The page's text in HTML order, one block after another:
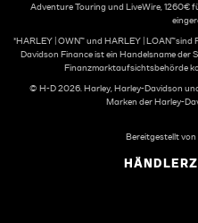
Adventure Touring und LiveWire, 1260€
*HARLEY | OWN™ und HARLEY |
Davidson Finance ist ein Handelsname der
Finanzmarktaufsichtsbehörde
© H-D 2026. Harley, Harley-Davidson
Marken der Harley-
Bereitgestellt von